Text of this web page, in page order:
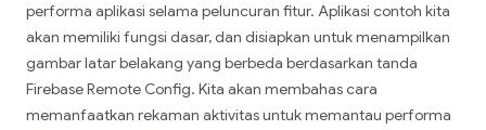
performa aplikasi selama peluncuran fitur. Aplikasi contoh kita
akan memiliki fungsi dasar, dan disiapkan untuk menampilkan
gambar latar belakang yang berbeda berdasarkan tanda
Firebase Remote Config. Kita akan membahas cara
memanfaatkan rekaman aktivitas untuk memantau performa